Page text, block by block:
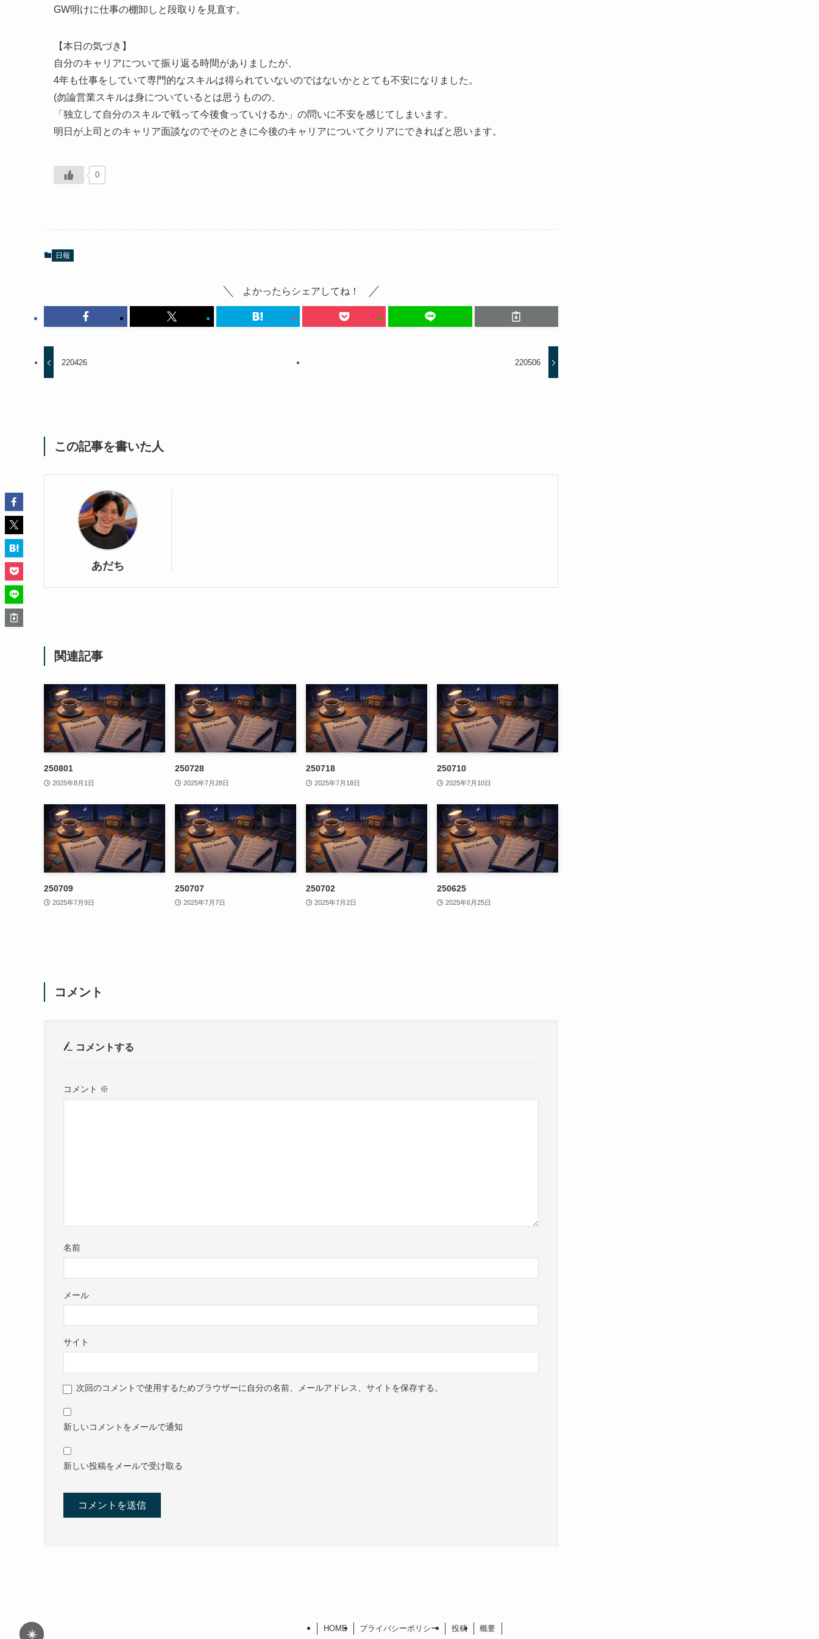
☀️
GW明けに仕事の棚卸しと段取りを見直す。
【本日の気づき】
自分のキャリアについて振り返る時間がありましたが、
4年も仕事をしていて専門的なスキルは得られていないのではないかととても不安になりました。
(勿論営業スキルは身についているとは思うものの、
「独立して自分のスキルで戦って今後食っていけるか」の問いに不安を感じてしまいます。
明日が上司とのキャリア面談なのでそのときに今後のキャリアについてクリアにできればと思います。
0
日報
よかったらシェアしてね！
220426 220506
この記事を書いた人
あだち
関連記事
250801
2025年8月1日
250728
2025年7月28日
250718
2025年7月18日
250710
2025年7月10日
250709
2025年7月9日
250707
2025年7月7日
250702
2025年7月2日
250625
2025年6月25日
コメント
コメントする
コメント ※
名前
メール
サイト
次回のコメントで使用するためブラウザーに自分の名前、メールアドレス、サイトを保存する。
新しいコメントをメールで通知
新しい投稿をメールで受け取る
HOME プライバシーポリシー 投稿 概要